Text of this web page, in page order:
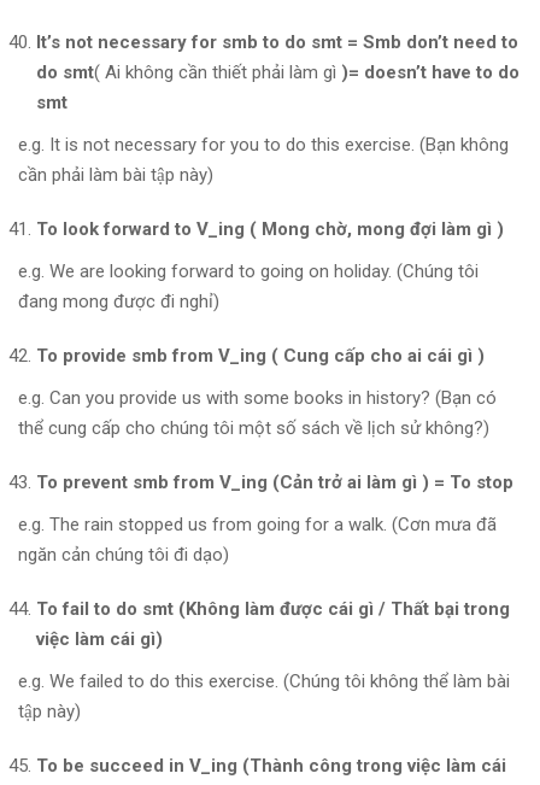
It’s not necessary for smb to do smt = Smb don’t need to
do smt( Ai không cần thiết phải làm gì )= doesn’t have to do
smt
e.g. It is not necessary for you to do this exercise. (Bạn không
cần phải làm bài tập này)
To look forward to V_ing ( Mong chờ, mong đợi làm gì )
e.g. We are looking forward to going on holiday. (Chúng tôi
đang mong được đi nghỉ)
To provide smb from V_ing ( Cung cấp cho ai cái gì )
e.g. Can you provide us with some books in history? (Bạn có
thể cung cấp cho chúng tôi một số sách về lịch sử không?)
To prevent smb from V_ing (Cản trở ai làm gì ) = To stop
e.g. The rain stopped us from going for a walk. (Cơn mưa đã
ngăn cản chúng tôi đi dạo)
To fail to do smt (Không làm được cái gì / Thất bại trong
việc làm cái gì)
e.g. We failed to do this exercise. (Chúng tôi không thể làm bài
tập này)
To be succeed in V_ing (Thành công trong việc làm cái